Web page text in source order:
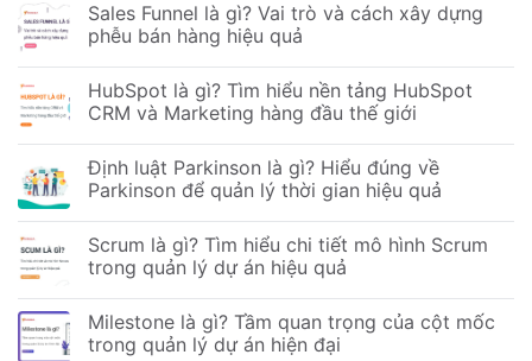
Sales Funnel là gì? Vai trò và cách xây dựng
phễu bán hàng hiệu quả
HubSpot là gì? Tìm hiểu nền tảng HubSpot
CRM và Marketing hàng đầu thế giới
Định luật Parkinson là gì? Hiểu đúng về
Parkinson để quản lý thời gian hiệu quả
Scrum là gì? Tìm hiểu chi tiết mô hình Scrum
trong quản lý dự án hiệu quả
Milestone là gì? Tầm quan trọng của cột mốc
trong quản lý dự án hiện đại